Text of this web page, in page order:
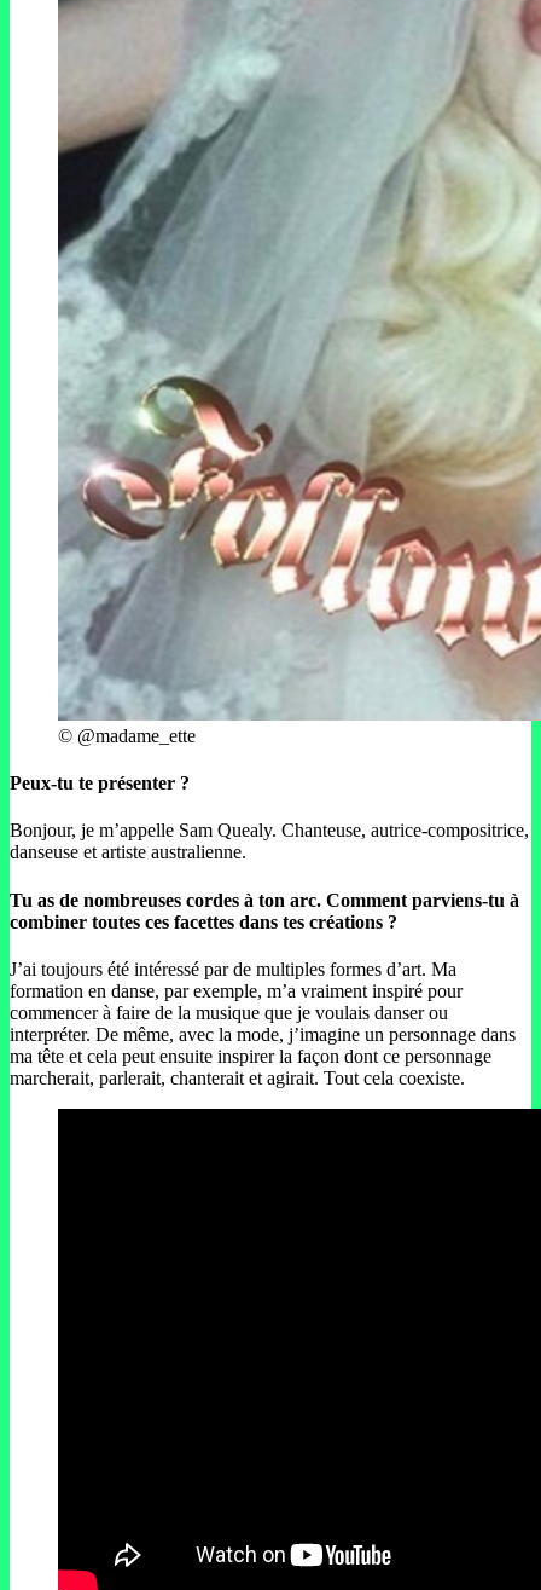
© @madame_ette
Peux-tu te présenter ?
Bonjour, je m’appelle Sam Quealy. Chanteuse, autrice-compositrice,
danseuse et artiste australienne.
Tu as de nombreuses cordes à ton arc. Comment parviens-tu à
combiner toutes ces facettes dans tes créations ?
J’ai toujours été intéressé par de multiples formes d’art. Ma
formation en danse, par exemple, m’a vraiment inspiré pour
commencer à faire de la musique que je voulais danser ou
interpréter. De même, avec la mode, j’imagine un personnage dans
ma tête et cela peut ensuite inspirer la façon dont ce personnage
marcherait, parlerait, chanterait et agirait. Tout cela coexiste.